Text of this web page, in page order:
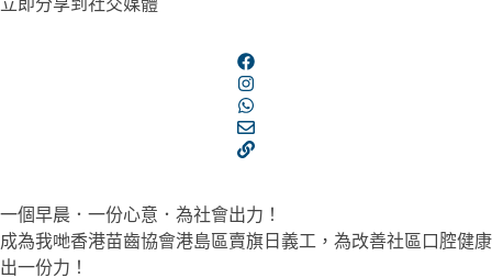
一個早晨．一份心意．為社會出力！
成為我哋香港苗齒協會港島區賣旗日義工，為改善社區口腔健康
出一份力！